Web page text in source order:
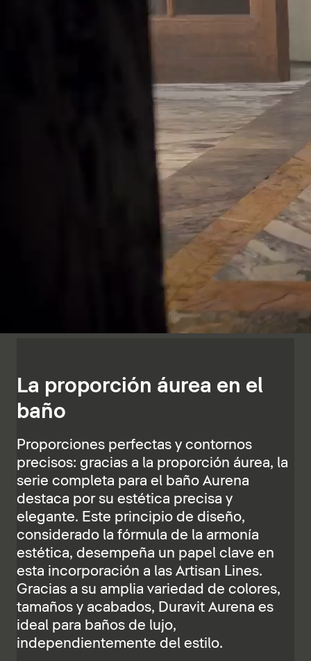
La proporción áurea en el
baño
Proporciones perfectas y contornos
precisos: gracias a la proporción áurea, la
serie completa para el baño Aurena
destaca por su estética precisa y
elegante. Este principio de diseño,
considerado la fórmula de la armonía
estética, desempeña un papel clave en
esta incorporación a las Artisan Lines.
Gracias a su amplia variedad de colores,
tamaños y acabados, Duravit Aurena es
ideal para baños de lujo,
independientemente del estilo.